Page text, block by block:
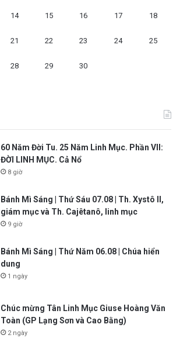
14 15 16 17 18
21 22 23 24 25
28 29 30
60 Năm Đời Tu. 25 Năm Linh Mục. Phần VII:
ĐỜI LINH MỤC. Cả Nổ
8 giờ
Bánh Mì Sáng | Thứ Sáu 07.08 | Th. Xystô II,
giám mục và Th. Cajêtanô, linh mục
9 giờ
Bánh Mì Sáng | Thứ Năm 06.08 | Chúa hiển
dung
1 ngày
Chúc mừng Tân Linh Mục Giuse Hoàng Văn
Toàn (GP Lạng Sơn và Cao Bằng)
2 ngày